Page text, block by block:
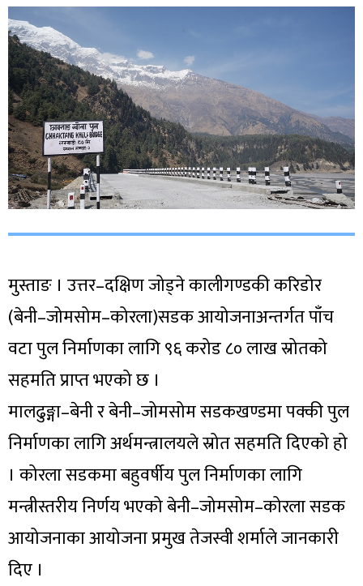
मुस्ताङ । उत्तर–दक्षिण जोड्ने कालीगण्डकी करिडोर
(बेनी–जोमसोम–कोरला)सडक आयोजनाअन्तर्गत पाँच
वटा पुल निर्माणका लागि ९६ करोड ८० लाख स्रोतको
सहमति प्राप्त भएको छ ।
मालढुङ्गा–बेनी र बेनी–जोमसोम सडकखण्डमा पक्की पुल
निर्माणका लागि अर्थमन्त्रालयले स्रोत सहमति दिएको हो
। कोरला सडकमा बहुवर्षीय पुल निर्माणका लागि
मन्त्रीस्तरीय निर्णय भएको बेनी–जोमसोम–कोरला सडक
आयोजनाका आयोजना प्रमुख तेजस्वी शर्माले जानकारी
दिए ।